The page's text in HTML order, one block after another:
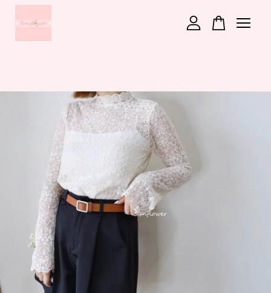
繼續購物